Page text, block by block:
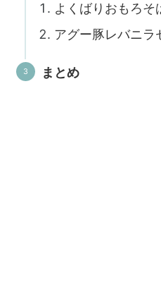
よくばりおもろそ
アグー豚レバニラ
まとめ